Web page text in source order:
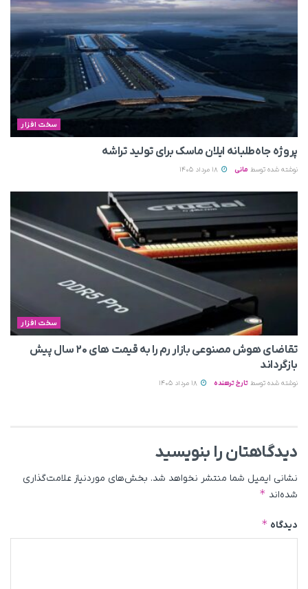
سخت افزار
پروژه جاه‌طلبانه ایلان ماسک برای تولید تراشه
نوشته شده توسط مانی
سخت افزار
تقاضای هوش مصنوعی بازار رم را به قیمت های ۲۰ سال پیش
بازگرداند
نوشته شده توسط تارخ ترهنده
دیدگاهتان را بنویسید
نشانی ایمیل شما منتشر نخواهد شد. بخش‌های موردنیاز علامت‌گذاری
شده‌اند *
دیدگاه *